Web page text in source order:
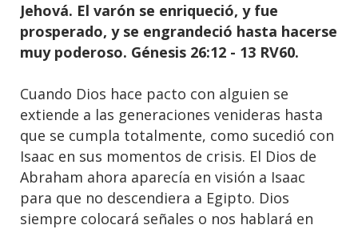
Jehová. El varón se enriqueció, y fue
prosperado, y se engrandeció hasta hacerse
muy poderoso. Génesis 26:12 - 13 RV60.
Cuando Dios hace pacto con alguien se
extiende a las generaciones venideras hasta
que se cumpla totalmente, como sucedió con
Isaac en sus momentos de crisis. El Dios de
Abraham ahora aparecía en visión a Isaac
para que no descendiera a Egipto. Dios
siempre colocará señales o nos hablará en